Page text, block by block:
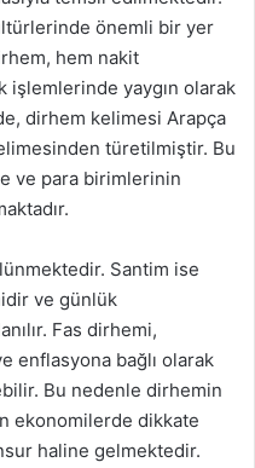
önemli bir yer
hem nakit
işlemlerinde yaygın olarak
dirhem kelimesi Arapça
türetilmiştir. Bu
ve para birimlerinin
Santim ise
ve günlük
Fas dirhemi,
enflasyona bağlı olarak
Bu nedenle dirhemin
ekonomilerde dikkate
haline gelmektedir.